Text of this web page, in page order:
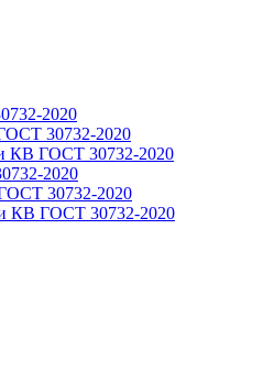
2020
30732-2020
ГОСТ 30732-2020
2020
30732-2020
ГОСТ 30732-2020